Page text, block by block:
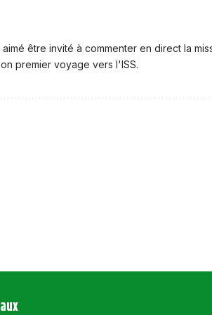
être invité à commenter en direct la
premier voyage vers l'ISS.